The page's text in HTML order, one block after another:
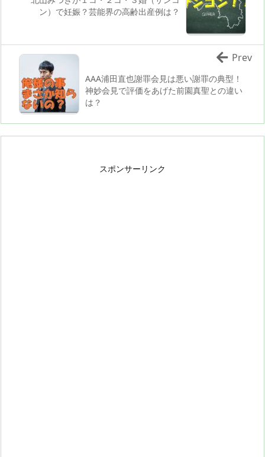
ン）で妊娠？芸能界の高齢出産例は？
AAA浦田直也謝罪会見は悪い謝罪の典型！
神妙会見で評価をあげた前園真聖との違い
は？
Prev
スポンサーリンク